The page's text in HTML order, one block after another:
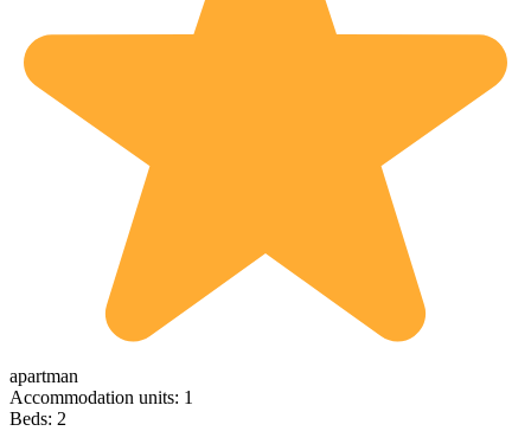
apartman
Accommodation units: 1
Beds: 2